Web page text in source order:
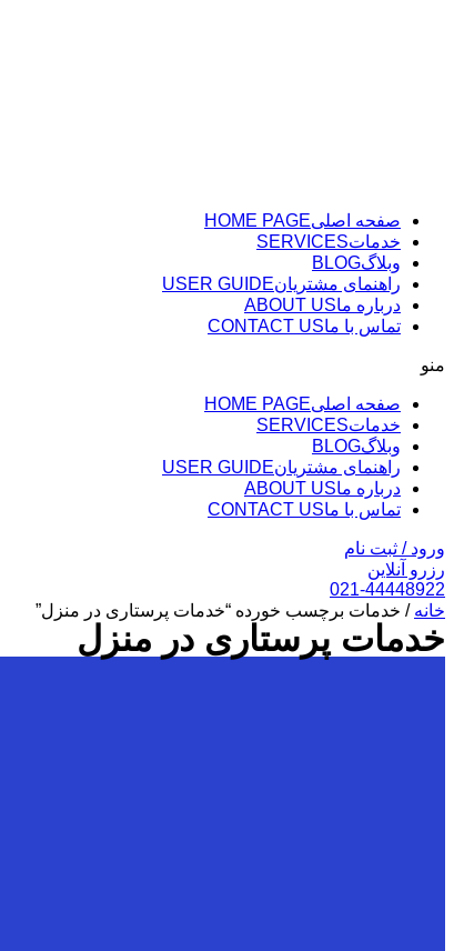
صفحه اصلیHOME PAGE
خدماتSERVICES
وبلاگBLOG
راهنمای مشتریانUSER GUIDE
درباره ماABOUT US
تماس با ماCONTACT US
منو
صفحه اصلیHOME PAGE
خدماتSERVICES
وبلاگBLOG
راهنمای مشتریانUSER GUIDE
درباره ماABOUT US
تماس با ماCONTACT US
ورود / ثبت نام
رزرو آنلاین
021-44448922
خانه / خدمات برچسب خورده “خدمات پرستاری در منزل”
خدمات پرستاری در منزل